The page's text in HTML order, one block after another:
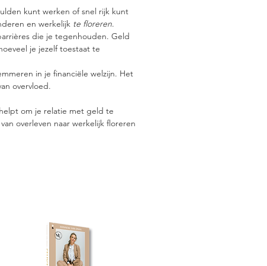
kunt werken of snel rijk kunt
en werkelijk te floreren.
die je tegenhouden. Geld
je jezelf toestaat te
in je financiële welzijn. Het
overvloed.
om je relatie met geld te
overleven naar werkelijk floreren